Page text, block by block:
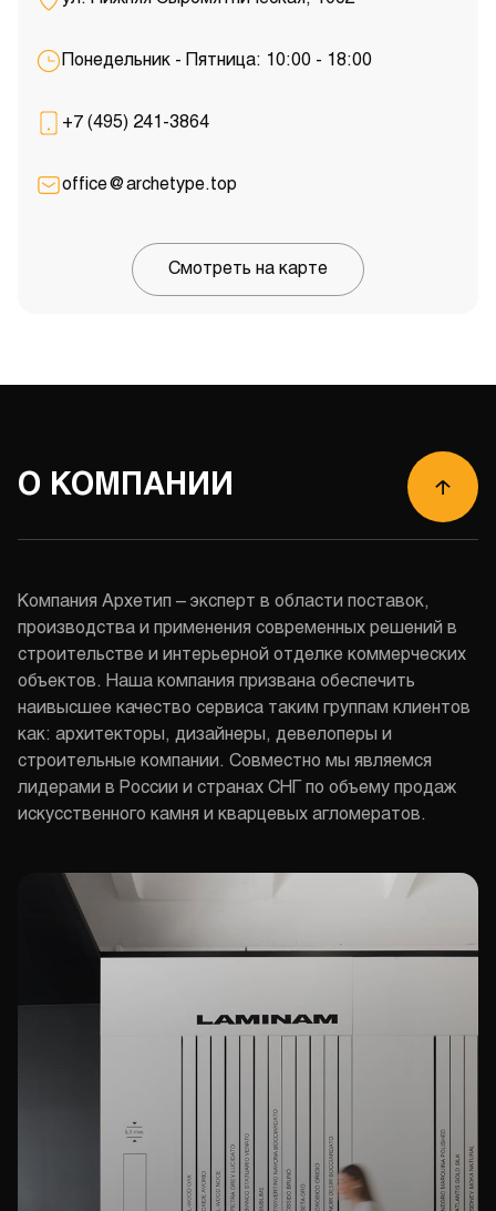
Понедельник - Пятница: 10:00 - 18:00
+7 (495) 241-3864
office@archetype.top
Смотреть на карте
О КОМПАНИИ
Компания Архетип – эксперт в области поставок,
производства и применения современных решений в
строительстве и интерьерной отделке коммерческих
объектов. Наша компания призвана обеспечить
наивысшее качество сервиса таким группам клиентов
как: архитекторы, дизайнеры, девелоперы и
строительные компании. Совместно мы являемся
лидерами в России и странах СНГ по объему продаж
искусственного камня и кварцевых агломератов.